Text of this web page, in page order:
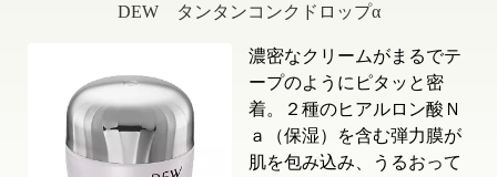
DEW タンタンコンクドロップα
濃密なクリームがまるでテ
ープのようにピタッと密
着。２種のヒアルロン酸Ｎ
ａ（保湿）を含む弾力膜が
肌を包み込み、うるおって